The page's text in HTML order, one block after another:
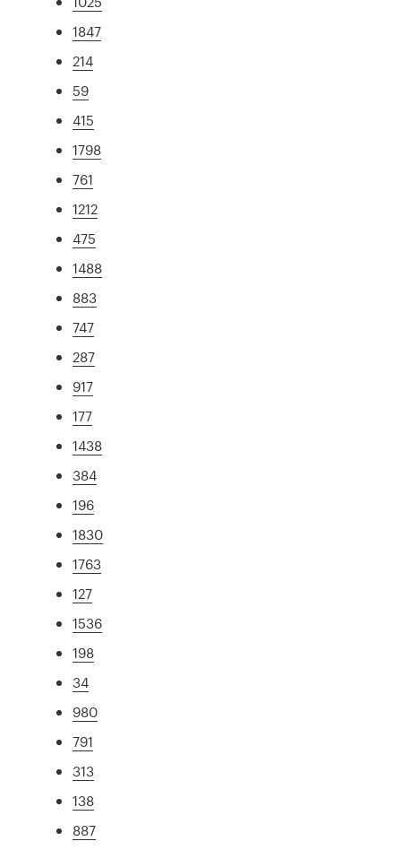
1847
214
59
415
1798
761
1212
475
1488
883
747
287
917
177
1438
384
196
1830
1763
127
1536
198
34
980
791
313
138
887